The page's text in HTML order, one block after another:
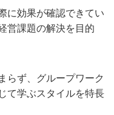
に効果が確認できてい
営課題の解決を目的
らず、グループワーク
て学ぶスタイルを特長